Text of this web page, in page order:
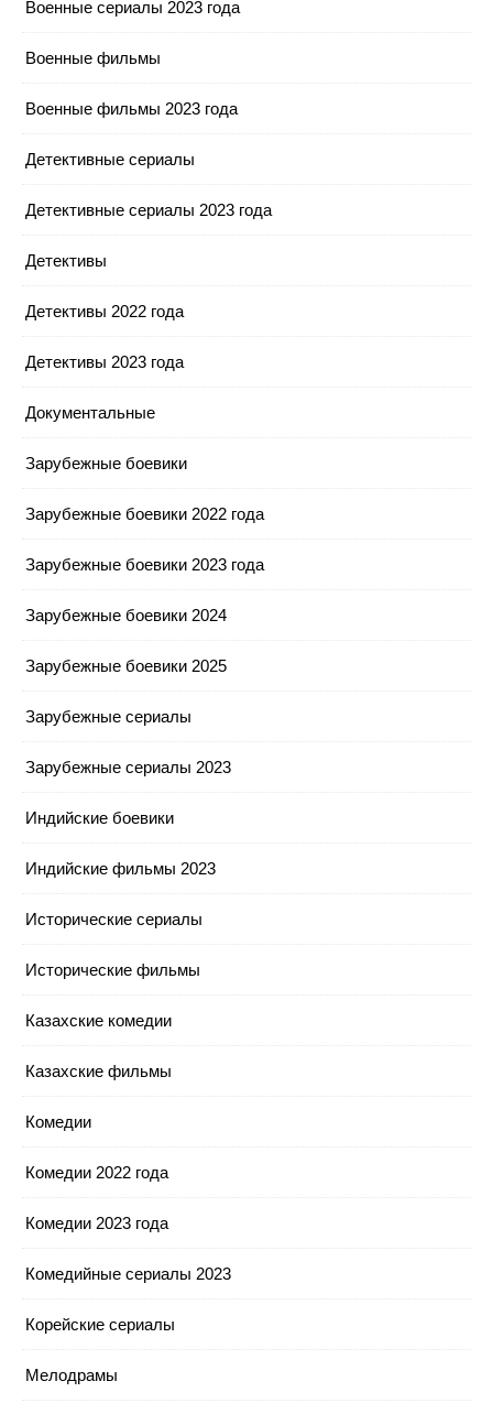
Военные сериалы 2023 года
Военные фильмы
Военные фильмы 2023 года
Детективные сериалы
Детективные сериалы 2023 года
Детективы
Детективы 2022 года
Детективы 2023 года
Документальные
Зарубежные боевики
Зарубежные боевики 2022 года
Зарубежные боевики 2023 года
Зарубежные боевики 2024
Зарубежные боевики 2025
Зарубежные сериалы
Зарубежные сериалы 2023
Индийские боевики
Индийские фильмы 2023
Исторические сериалы
Исторические фильмы
Казахские комедии
Казахские фильмы
Комедии
Комедии 2022 года
Комедии 2023 года
Комедийные сериалы 2023
Корейские сериалы
Мелодрамы